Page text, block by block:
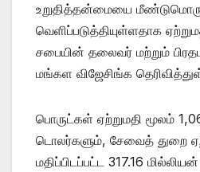
உறுதித்தன்மையை
வெளிப்படுத்தியுள்ளதாக
சபையின் தலைவர் மற்றும்
மங்கள விஜேசிங்க
பொருட்கள் ஏற்றுமதி மூலம்
டொலர்களும், சேவைத் துறை
மதிப்பிடப்பட்ட 317.16